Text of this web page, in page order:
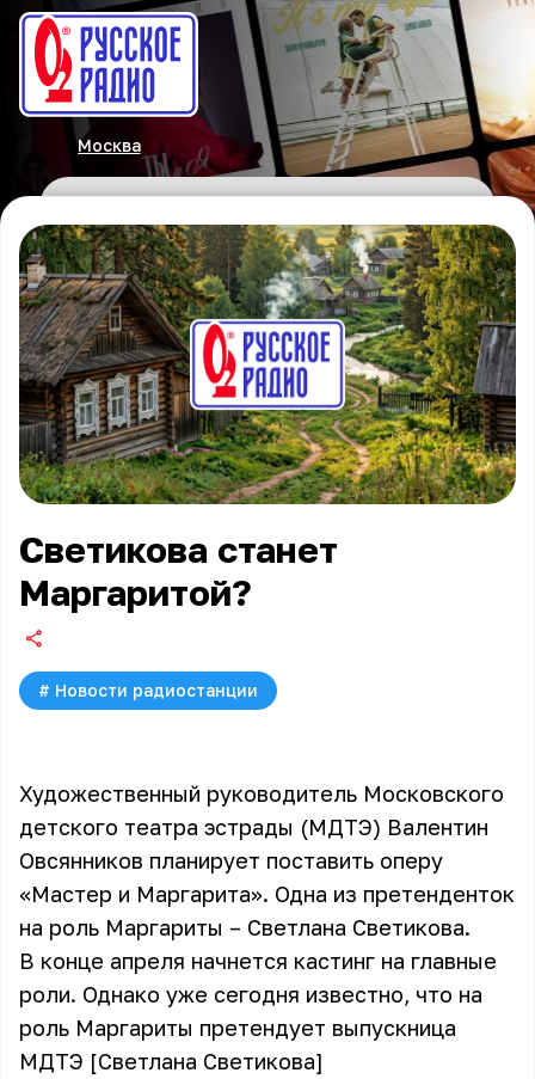
Москва
Светикова станет
Маргаритой?
# Новости радиостанции
Художественный руководитель Московского
детского театра эстрады (МДТЭ) Валентин
Овсянников планирует поставить оперу
«Мастер и Маргарита». Одна из претенденток
на роль Маргариты – Светлана Светикова.
В конце апреля начнется кастинг на главные
роли. Однако уже сегодня известно, что на
роль Маргариты претендует выпускница
МДТЭ [Светлана Светикова]